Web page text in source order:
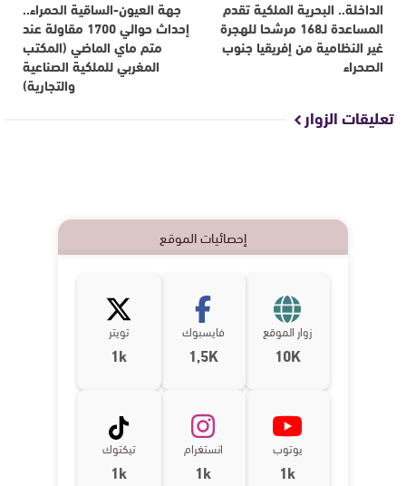
الداخلة.. البحرية الملكية تقدم
المساعدة لـ168 مرشحا للهجرة
غير النظامية من إفريقيا جنوب
الصحراء
جهة العيون-الساقية الحمراء..
إحداث حوالي 1700 مقاولة عند
متم ماي الماضي (المكتب
المغربي للملكية الصناعية
والتجارية)
تعليقات الزوار
إحصائيات الموقع
زوار الموقع
10K
فايسبوك
1,5K
تويتر
1k
يوتوب
1k
انستغرام
1k
تيكتوك
1k